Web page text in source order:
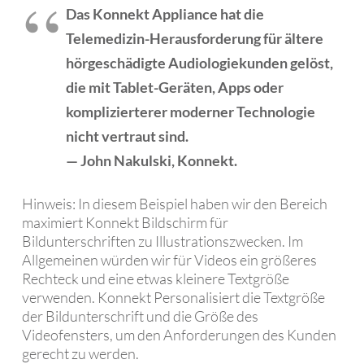
Das Konnekt Appliance hat die
Telemedizin-Herausforderung für ältere
hörgeschädigte Audiologiekunden gelöst,
die mit Tablet-Geräten, Apps oder
komplizierterer moderner Technologie
nicht vertraut sind.
— John Nakulski, Konnekt.
Hinweis: In diesem Beispiel haben wir den Bereich
maximiert Konnekt Bildschirm für
Bildunterschriften zu Illustrationszwecken. Im
Allgemeinen würden wir für Videos ein größeres
Rechteck und eine etwas kleinere Textgröße
verwenden. Konnekt Personalisiert die Textgröße
der Bildunterschrift und die Größe des
Videofensters, um den Anforderungen des Kunden
gerecht zu werden.